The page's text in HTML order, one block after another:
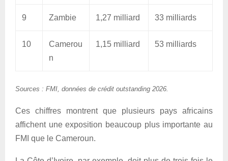
9 Zambie 1,27 milliard 33 milliards
10
Camerou
n
1,15 milliard 53 milliards
Sources : FMI, données de crédit outstanding 2026.
Ces chiffres montrent que plusieurs pays africains
affichent une exposition beaucoup plus importante au
FMI que le Cameroun.